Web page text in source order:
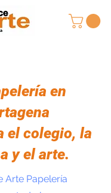
en
el colegio, la
y el arte.
Arte Papelería